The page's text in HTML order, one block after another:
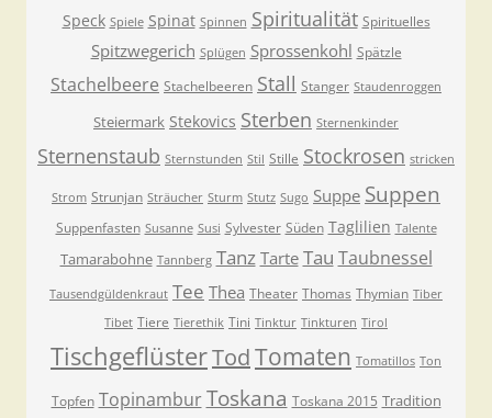
Speck Spiele Spinat Spinnen Spiritualität Spirituelles
Spitzwegerich Splügen Sprossenkohl Spätzle
Stachelbeere Stachelbeeren Stall Stanger Staudenroggen
Steiermark Stekovics Sterben Sternenkinder
Sternenstaub Sternstunden Stil Stille Stockrosen stricken
Strom Strunjan Sträucher Sturm Stutz Sugo Suppe Suppen
Suppenfasten Susanne Susi Sylvester Süden Taglilien Talente
Tamarabohne Tannberg Tanz Tarte Tau Taubnessel
Tausendgüldenkraut Tee Thea Theater Thomas Thymian Tiber
Tibet Tiere Tierethik Tini Tinktur Tinkturen Tirol
TischgeflüsterTodTomaten Tomatillos Ton
Topfen Topinambur Toskana Toskana 2015 Tradition